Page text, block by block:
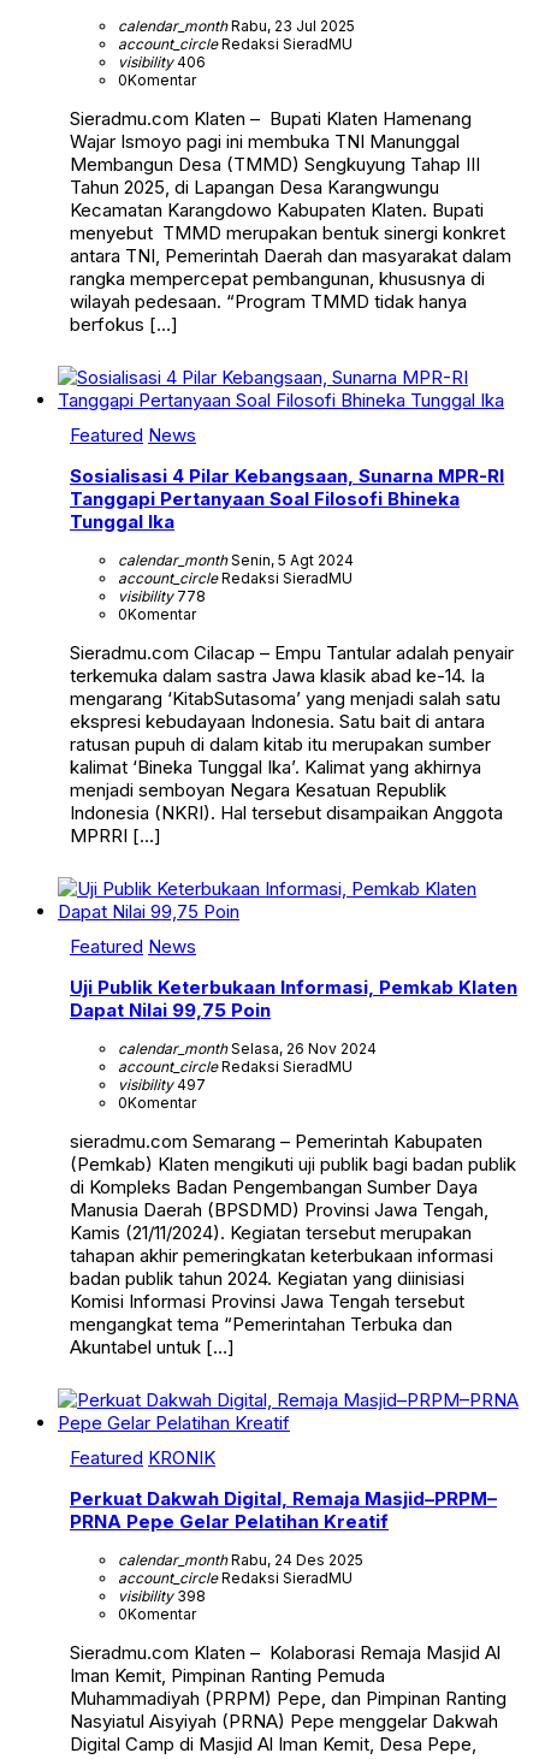
calendar_monthRabu, 23 Jul 2025
account_circleRedaksi SieradMU
visibility406
0Komentar
Sieradmu.com Klaten – Bupati Klaten Hamenang
Wajar Ismoyo pagi ini membuka TNI Manunggal
Membangun Desa (TMMD) Sengkuyung Tahap III
Tahun 2025, di Lapangan Desa Karangwungu
Kecamatan Karangdowo Kabupaten Klaten. Bupati
menyebut TMMD merupakan bentuk sinergi konkret
antara TNI, Pemerintah Daerah dan masyarakat dalam
rangka mempercepat pembangunan, khususnya di
wilayah pedesaan. “Program TMMD tidak hanya
berfokus […]
Featured News
Sosialisasi 4 Pilar Kebangsaan, Sunarna MPR-RI
Tanggapi Pertanyaan Soal Filosofi Bhineka
Tunggal Ika
calendar_monthSenin, 5 Agt 2024
account_circleRedaksi SieradMU
visibility778
0Komentar
Sieradmu.com Cilacap – Empu Tantular adalah penyair
terkemuka dalam sastra Jawa klasik abad ke-14. Ia
mengarang ‘KitabSutasoma’ yang menjadi salah satu
ekspresi kebudayaan Indonesia. Satu bait di antara
ratusan pupuh di dalam kitab itu merupakan sumber
kalimat ‘Bineka Tunggal Ika’. Kalimat yang akhirnya
menjadi semboyan Negara Kesatuan Republik
Indonesia (NKRI). Hal tersebut disampaikan Anggota
MPRRI […]
Featured News
Uji Publik Keterbukaan Informasi, Pemkab Klaten
Dapat Nilai 99,75 Poin
calendar_monthSelasa, 26 Nov 2024
account_circleRedaksi SieradMU
visibility497
0Komentar
sieradmu.com Semarang – Pemerintah Kabupaten
(Pemkab) Klaten mengikuti uji publik bagi badan publik
di Kompleks Badan Pengembangan Sumber Daya
Manusia Daerah (BPSDMD) Provinsi Jawa Tengah,
Kamis (21/11/2024). Kegiatan tersebut merupakan
tahapan akhir pemeringkatan keterbukaan informasi
badan publik tahun 2024. Kegiatan yang diinisiasi
Komisi Informasi Provinsi Jawa Tengah tersebut
mengangkat tema “Pemerintahan Terbuka dan
Akuntabel untuk […]
Featured KRONIK
Perkuat Dakwah Digital, Remaja Masjid–PRPM–
PRNA Pepe Gelar Pelatihan Kreatif
calendar_monthRabu, 24 Des 2025
account_circleRedaksi SieradMU
visibility398
0Komentar
Sieradmu.com Klaten – Kolaborasi Remaja Masjid Al
Iman Kemit, Pimpinan Ranting Pemuda
Muhammadiyah (PRPM) Pepe, dan Pimpinan Ranting
Nasyiatul Aisyiyah (PRNA) Pepe menggelar Dakwah
Digital Camp di Masjid Al Iman Kemit, Desa Pepe,